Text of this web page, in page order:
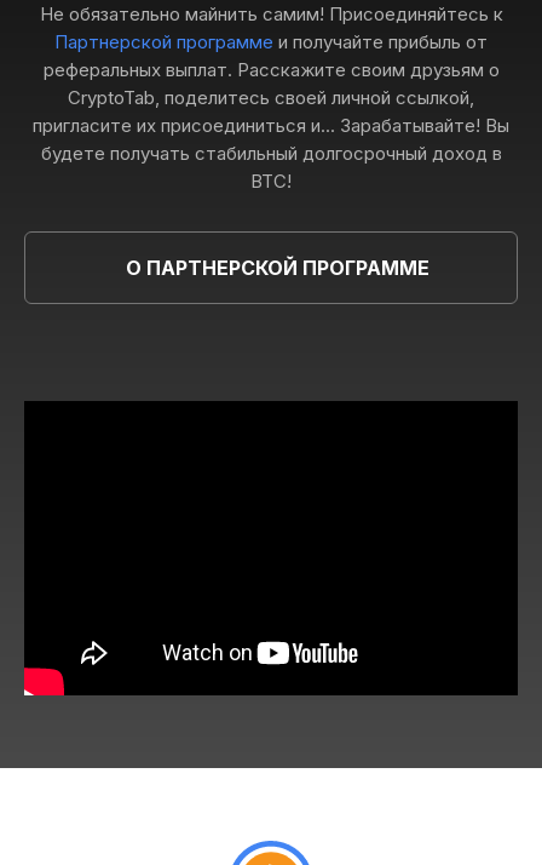
Не обязательно майнить самим! Присоединяйтесь к
Партнерской программе и получайте прибыль от
реферальных выплат. Расскажите своим друзьям о
CryptoTab, поделитесь своей личной ссылкой,
пригласите их присоединиться и... Зарабатывайте! Вы
будете получать стабильный долгосрочный доход в
BTC!
О ПАРТНЕРСКОЙ ПРОГРАММЕ